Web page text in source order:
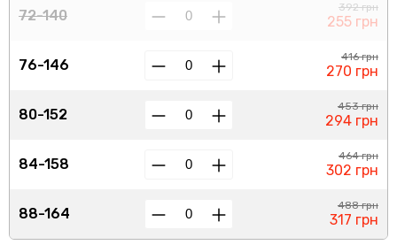
72-140
76-146
80-152
84-158
88-164
392 грн
255 грн
416 грн
270 грн
453 грн
294 грн
464 грн
302 грн
488 грн
317 грн